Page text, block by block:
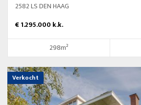
2582 LS DEN HAAG
€ 1.295.000 k.k.
298m²
Verkocht